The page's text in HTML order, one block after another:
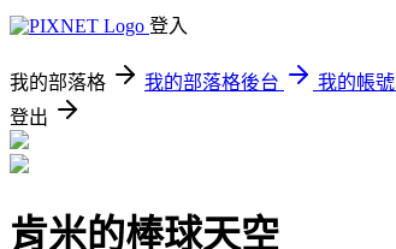
登入
我的部落格 我的部落格後台
我的帳號
登出
肯米的棒球天空